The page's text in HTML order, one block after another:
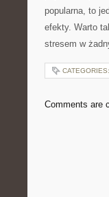
popularna, to
efekty. Warto
stresem w
CATEGORIES:
Comments are